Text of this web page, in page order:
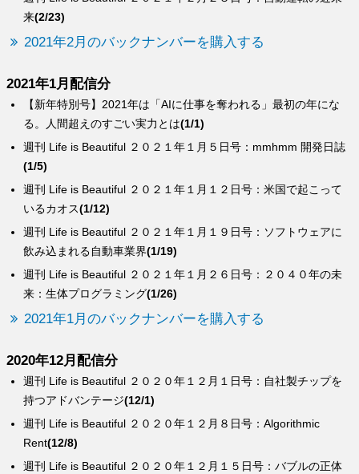
来(2/23)
2021年2月のバックナンバーを購入する
2021年1月配信分
週刊 Life is Beautiful ２０２１年１月２６日号：２０４０年の未
来：生体プログラミング(1/26)
週刊 Life is Beautiful ２０２１年１月１９日号：ソフトウェアに
飲み込まれる自動車業界(1/19)
週刊 Life is Beautiful ２０２１年１月１２日号：米国で起こって
いるカオス(1/12)
週刊 Life is Beautiful ２０２１年１月５日号：mmhmm 開発日誌
(1/5)
【新年特別号】2021年は「AIに仕事を奪われる」最初の年にな
る。人間超えのすごい実力とは(1/1)
2021年1月のバックナンバーを購入する
2020年12月配信分
週刊 Life is Beautiful ２０２０年１２月１５日号：バブルの正体
週刊 Life is Beautiful ２０２０年１２月８日号：Algorithmic
Rent(12/8)
週刊 Life is Beautiful ２０２０年１２月１日号：自社製チップを
持つアドバンテージ(12/1)